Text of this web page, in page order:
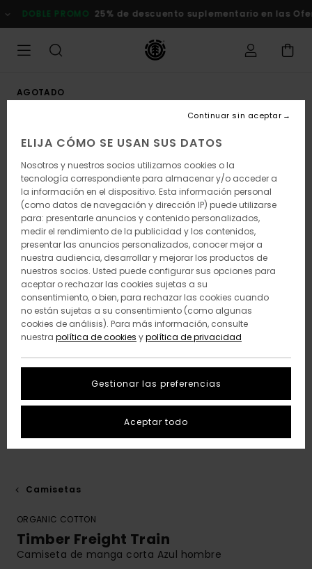
a
la
DOBLE PROMO 25% de descuento suplementario en las
AGOTADO
Camisetas
ORGANIC COTTON
Timber Freight Train
Camiseta de manga corta Azul hombre
ELIJA CÓMO SE USAN SUS DATOS
Nosotros y nuestros socios utilizamos cookies o la
tecnología correspondiente para almacenar y/o acceder a
la información en el dispositivo. Esta información personal
(como datos de navegación y dirección IP) puede utilizarse
para: presentarle anuncios y contenido personalizados,
medir el rendimiento de la publicidad y los contenidos,
presentar las anuncios personalizados, conocer mejor a
nuestra audiencia, desarrollar y mejorar los productos de
nuestros socios. Usted puede configurar sus opciones para
aceptar o rechazar las cookies sujetas a su
consentimiento, o bien, para rechazar las cookies cuando
no están sujetas a su consentimiento (como algunas
cookies de análisis). Para más información, consulte
nuestra política de cookies ypolítica de privacidad
Gestionar las preferencias
Continuar sin aceptar
Aceptar todo